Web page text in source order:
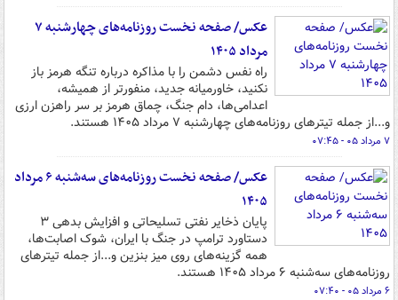
عکس/ صفحه نخست روزنامه‌های چهارشنبه ۷
مرداد ۱۴۰۵
راه نفس دشمن را با مذاکره درباره تنگه هرمز باز
نکنید، خاورمیانه جدید، منفورتر از همیشه،
اعدامی‌ها، دام جنگ، چماق هرمز بر سر راهزن ارزی
و...از جمله تیترهای روزنامه‌های چهارشنبه ۷ مرداد ۱۴۰۵ هستند.
۷ مرداد ۰۵ - ۰۷:۴۵
عکس/ صفحه نخست روزنامه‌های سه‌شنبه ۶ مرداد
۱۴۰۵
پایان ذخایر نفتی تسلیحاتی و افزایش بدهی ۳
دستاورد ترامپ در جنگ با ایران، شوک اصابت‌ها،
همه گزینه‌های روی میز بنزین و...از جمله تیترهای
روزنامه‌های سه‌شنبه ۶ مرداد ۱۴۰۵ هستند.
۶ مرداد ۰۵ - ۰۷:۴۰